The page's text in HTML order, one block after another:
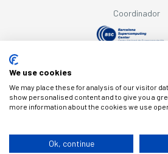
Coordinador
We use cookies
We may place these for analysis of our visitor
show personalised content and to give you a
more information about the cookies we use
Ok, continue